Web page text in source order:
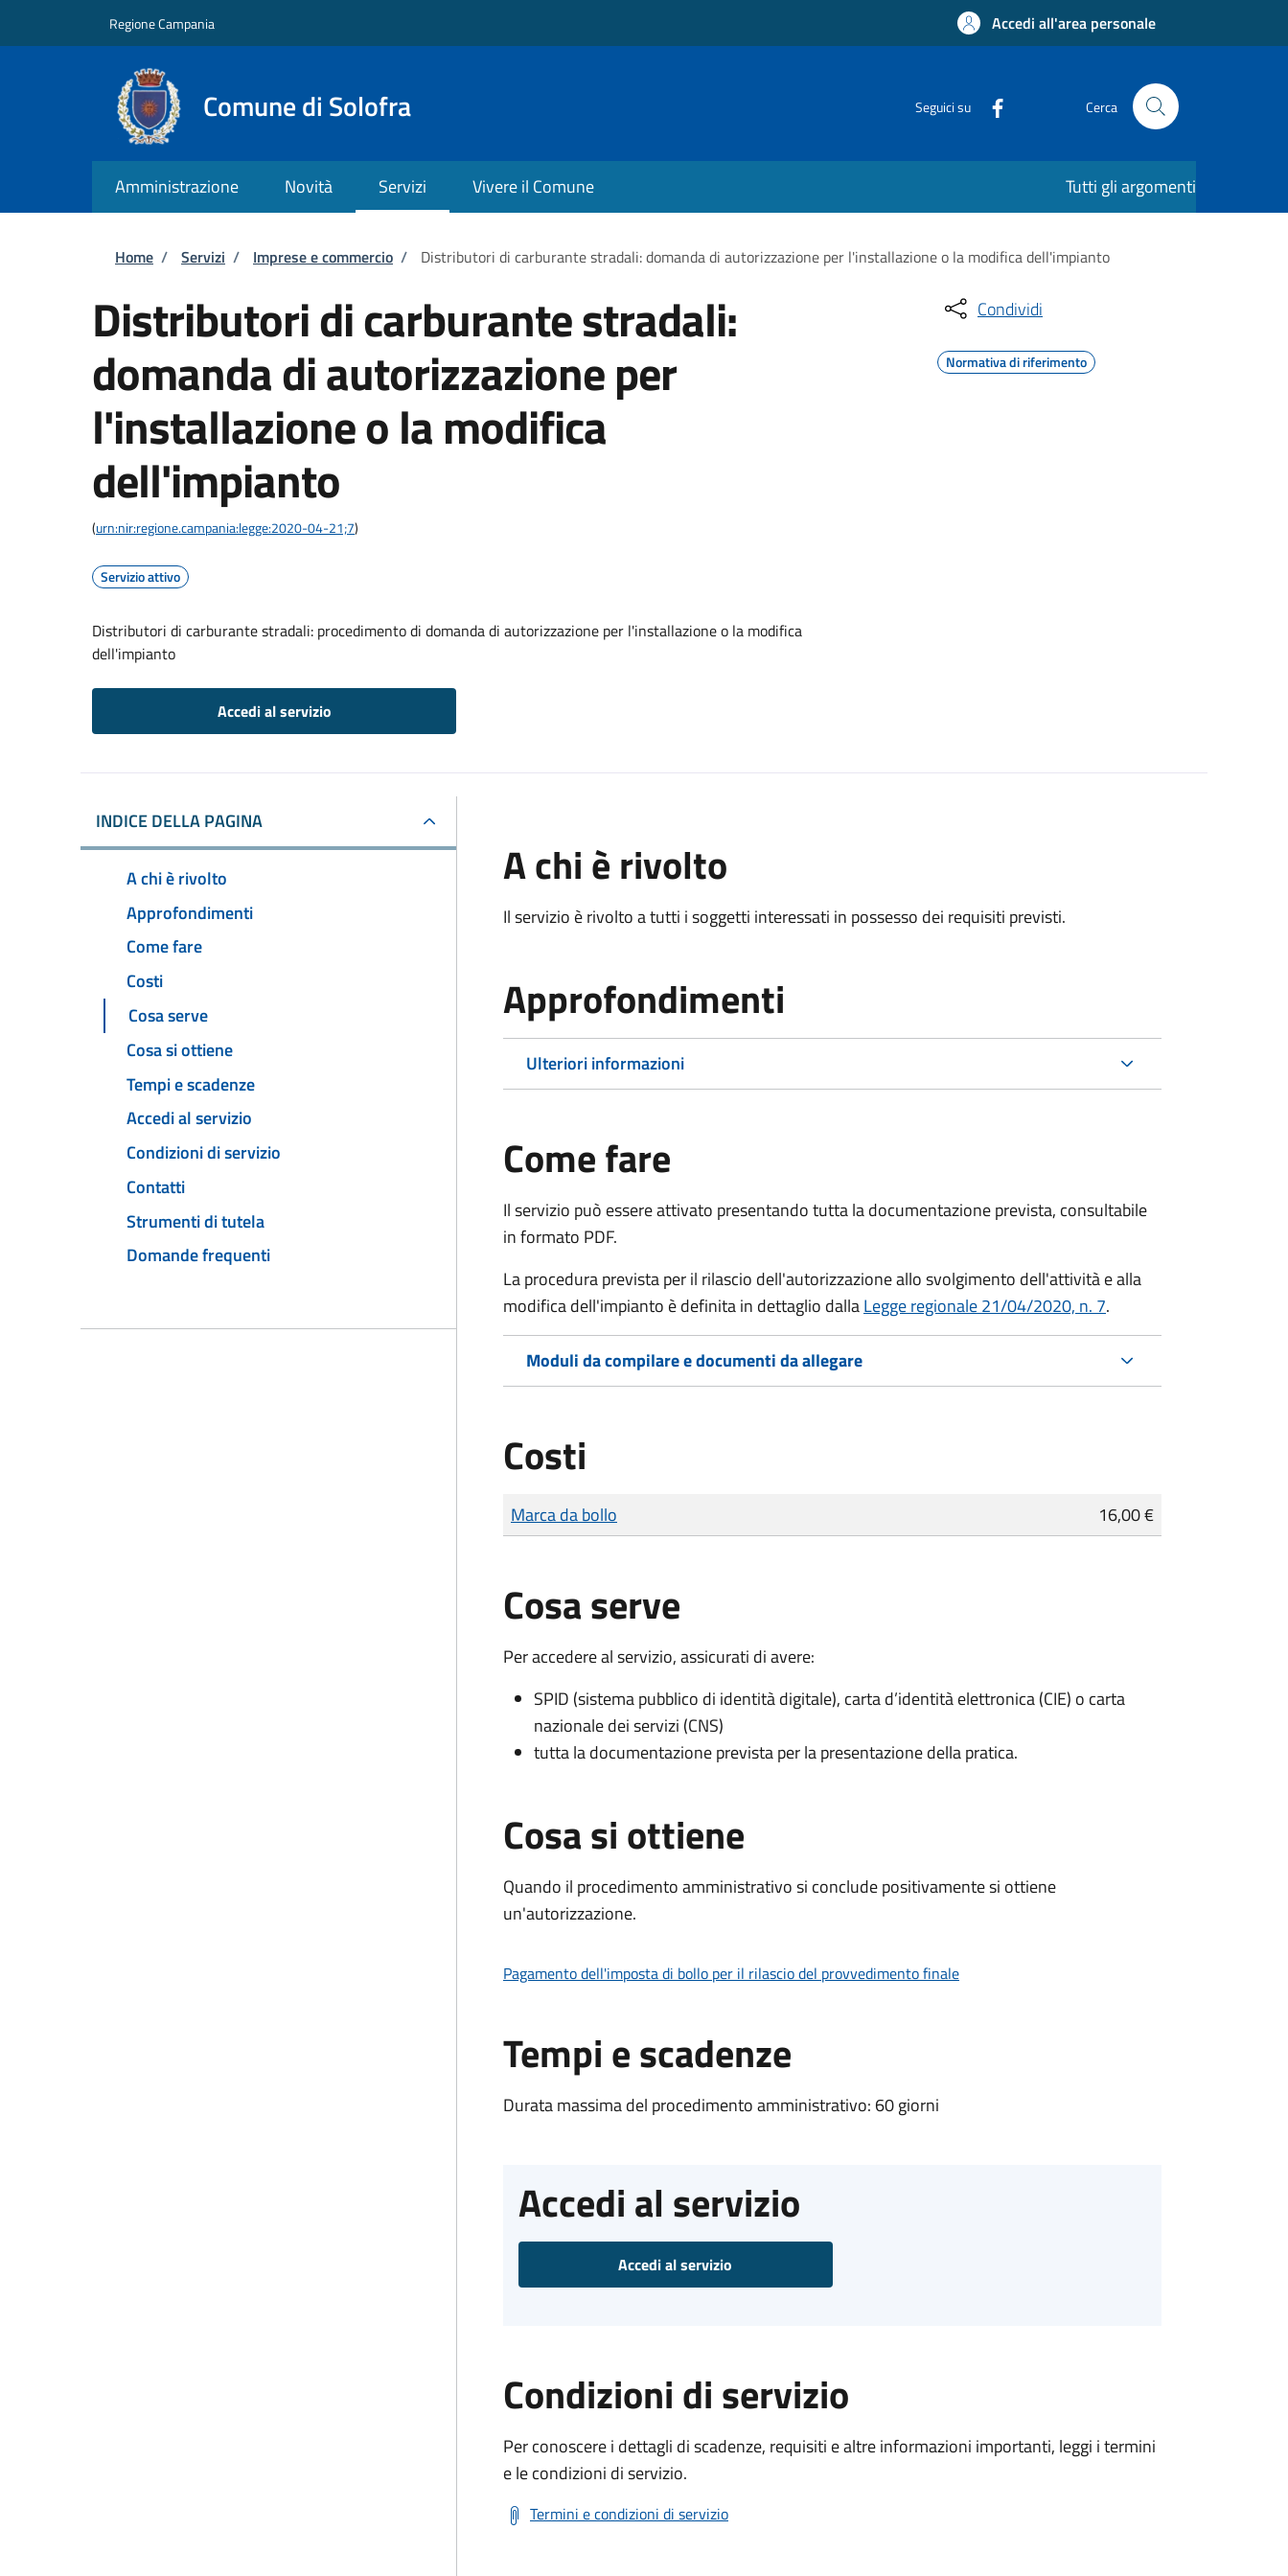
Regione Campania Accedi all'area personale
Comune di Solofra Seguici su Cerca
Amministrazione Novità Servizi Vivere il Comune Tutti gli argomenti
Briciole di pane
Home / Servizi / Imprese e commercio / Distributori di carburante stradali: domanda di autorizzazione per l'installazione o la modifica dell'impianto
Distributori di carburante stradali:
domanda di autorizzazione per
l'installazione o la modifica
dell'impianto
(urn:nir:regione.campania:legge:2020-04-21;7)
Servizio attivo
Distributori di carburante stradali: procedimento di domanda di autorizzazione per l'installazione o la modifica
dell'impianto
Accedi al servizio
Condividi
Normativa di riferimento
INDICE DELLA PAGINA
A chi è rivolto
Approfondimenti
Come fare
Costi
Cosa serve
Cosa si ottiene
Tempi e scadenze
Accedi al servizio
Condizioni di servizio
Contatti
Strumenti di tutela
Domande frequenti
A chi è rivolto
Il servizio è rivolto a tutti i soggetti interessati in possesso dei requisiti previsti.
Approfondimenti
Ulteriori informazioni
Come fare
Il servizio può essere attivato presentando tutta la documentazione prevista, consultabile
in formato PDF.
La procedura prevista per il rilascio dell'autorizzazione allo svolgimento dell'attività e alla
modifica dell'impianto è definita in dettaglio dallaLegge regionale 21/04/2020, n. 7.
Moduli da compilare e documenti da allegare
Costi
Tipo di pagamento
Importo
Marca da bollo 16,00 €
Cosa serve
Per accedere al servizio, assicurati di avere:
SPID (sistema pubblico di identità digitale), carta d’identità elettronica (CIE) o carta
nazionale dei servizi (CNS)
tutta la documentazione prevista per la presentazione della pratica.
Cosa si ottiene
Quando il procedimento amministrativo si conclude positivamente si ottiene
un'autorizzazione.
Pagamento dell'imposta di bollo per il rilascio del provvedimento finale
Tempi e scadenze
Durata massima del procedimento amministrativo: 60 giorni
Accedi al servizio
Accedi al servizio
Condizioni di servizio
Per conoscere i dettagli di scadenze, requisiti e altre informazioni importanti, leggi i termini
e le condizioni di servizio.
Termini e condizioni di servizio